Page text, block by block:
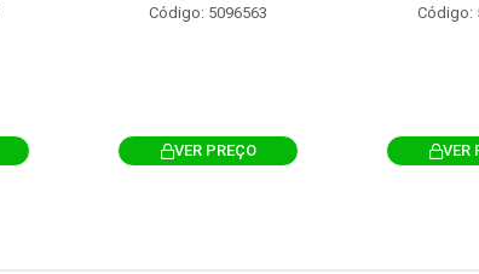
Código: 5096563
VER PREÇO
Código:
VER